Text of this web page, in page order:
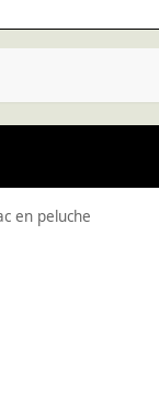
en peluche